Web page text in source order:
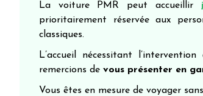
La voiture PMR peut accueillir
prioritairement réservée aux
classiques.
L’accueil nécessitant
remercions de vous présenter en
Vous êtes en mesure de voyager